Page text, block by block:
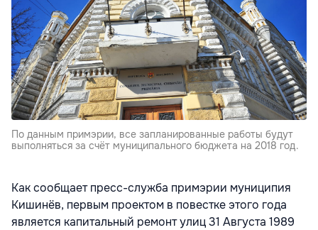
По данным примэрии, все запланированные работы будут
выполняться за счёт муниципального бюджета на 2018 год.
Как сообщает пресс-служба примэрии муниципия
Кишинёв, первым проектом в повестке этого года
является капитальный ремонт улиц 31 Августа 1989